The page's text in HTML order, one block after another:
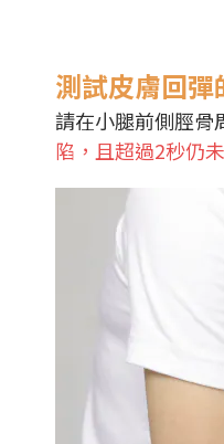
測試皮膚回彈
請在小腿前側脛骨
陷，且超過2秒仍